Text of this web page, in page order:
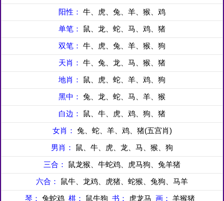
阳性： 牛、虎、兔、羊、猴、鸡
单笔： 鼠、龙、蛇、马、鸡、猪
双笔： 牛、虎、兔、羊、猴、狗
天肖： 牛、兔、龙、马、猴、猪
地肖： 鼠、虎、蛇、羊、鸡、狗
黑中： 兔、龙、蛇、马、羊、猴
白边： 鼠、牛、虎、鸡、狗、猪
女肖： 兔、蛇、羊、鸡、猪(五宫肖)
男肖： 鼠、牛、虎、龙、马、猴、狗
三合： 鼠龙猴、牛蛇鸡、虎马狗、兔羊猪
六合： 鼠牛、龙鸡、虎猪、蛇猴、兔狗、马羊
琴： 兔蛇鸡 棋： 鼠牛狗 书： 虎龙马 画： 羊猴猪